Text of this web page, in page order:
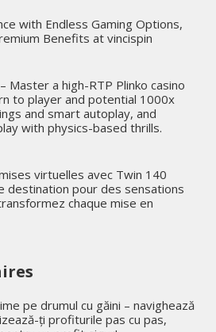
with Endless Gaming Options,
Benefits at vincispin
Master a high-RTP Plinko casino
to player and potential 1000x
and smart autoplay, and
with physics-based thrills.
virtuelles avec Twin 140
destination pour des sensations
chaque mise en
pe drumul cu găini – navighează
ți profiturile pas cu pas,